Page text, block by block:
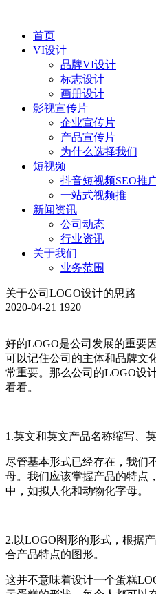
首页
VI设计
品牌VI设计
标志设计
画册设计
影视宣传片
企业宣传片
产品宣传片
为什么选择我们
短视频
抖音短视频SEO推
一站式视频推
新闻资讯
公司动态
行业资讯
关于我们
业务范围
关于公司LOGO设计的思路
2020-04-21 1920
好的LOGO是公司发展的重要
可以记住公司的主体和品牌文
常重要。那么公司的LOGO设
看看。
1.英文和英文产品名称缩写、
尽管基本形式已经存在，我们
母。我们应该掌握产品的特点
中，如拟人化和动物化字母。
2.以LOGO图形的形式，根据
合产品特点的图形。
这并不意味着设计一个蛋糕